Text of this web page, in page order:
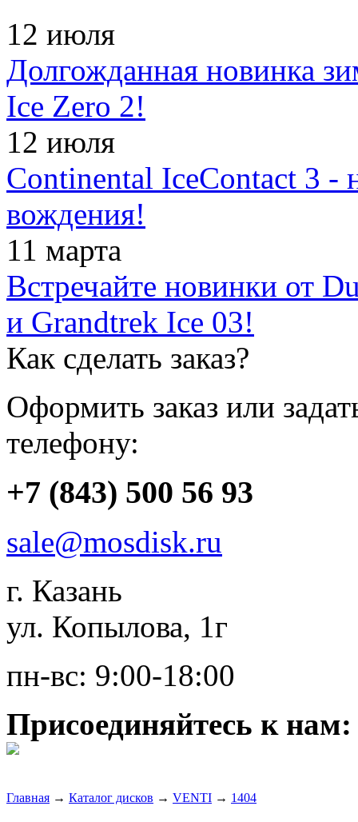
12 июля
Долгожданная новинка
Ice Zero 2!
12 июля
Continental IceContact 3 -
вождения!
11 марта
Встречайте новинки от
и Grandtrek Ice 03!
Как сделать заказ?
Оформить заказ или
телефону:
+7 (843) 500 56 93
sale@mosdisk.ru
г. Казань
ул. Копылова, 1г
пн-вс: 9:00-18:00
Присоединяйтесь к нам:
Главная → Каталог дисков → VENTI → 1404